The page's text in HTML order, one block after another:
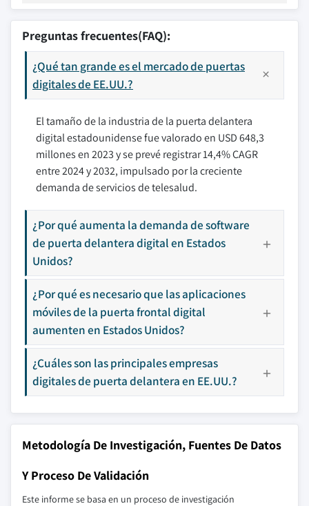
Preguntas frecuentes(FAQ):
¿Qué tan grande es el mercado de puertas
digitales de EE.UU.?
El tamaño de la industria de la puerta delantera
digital estadounidense fue valorado en USD 648,3
millones en 2023 y se prevé registrar 14,4% CAGR
entre 2024 y 2032, impulsado por la creciente
demanda de servicios de telesalud.
¿Por qué aumenta la demanda de software
de puerta delantera digital en Estados
Unidos?
¿Por qué es necesario que las aplicaciones
móviles de la puerta frontal digital
aumenten en Estados Unidos?
¿Cuáles son las principales empresas
digitales de puerta delantera en EE.UU.?
Metodología De Investigación, Fuentes De Datos
Y Proceso De Validación
Este informe se basa en un proceso de investigación